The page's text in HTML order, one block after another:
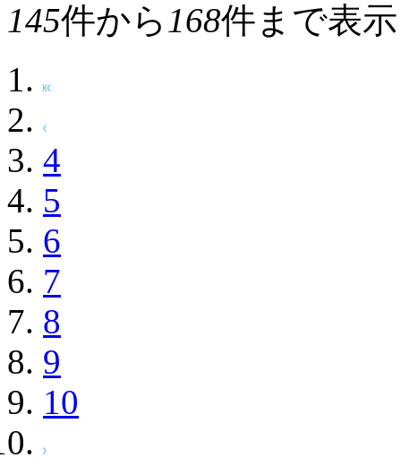
145件から 168件まで表示
4
5
6
7
8
9
10